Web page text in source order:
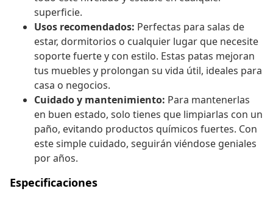
superficie.
Usos recomendados: Perfectas para salas de
estar, dormitorios o cualquier lugar que necesite
soporte fuerte y con estilo. Estas patas mejoran
tus muebles y prolongan su vida útil, ideales para
casa o negocios.
Cuidado y mantenimiento: Para mantenerlas
en buen estado, solo tienes que limpiarlas con un
paño, evitando productos químicos fuertes. Con
este simple cuidado, seguirán viéndose geniales
por años.
Especificaciones